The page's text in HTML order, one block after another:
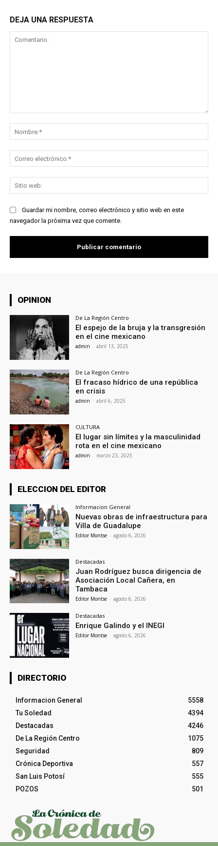
DEJA UNA RESPUESTA
Guardar mi nombre, correo electrónico y sitio web en este
navegador la próxima vez que comente.
OPINION
De La Región Centro
El espejo de la bruja y la transgresión
en el cine mexicano
admin - abril 13, 2025
De La Región Centro
El fracaso hídrico de una república
en crisis
admin - abril 6, 2025
CULTURA
El lugar sin límites y la masculinidad
rota en el cine mexicano
admin - marzo 23, 2025
ELECCION DEL EDITOR
Informacion General
Nuevas obras de infraestructura para
Villa de Guadalupe
Editor Montse - agosto 6, 2026
Destacadas
Juan Rodríguez busca dirigencia de
Asociación Local Cañera, en
Tambaca
Editor Montse - agosto 6, 2026
Destacadas
Enrique Galindo y el INEGI
Editor Montse - agosto 6, 2026
DIRECTORIO
Informacion General
5558
Tu Soledad
4394
Destacadas
4246
De La Región Centro
1075
Seguridad
809
Crónica Deportiva
557
San Luis Potosí
555
POZOS
501